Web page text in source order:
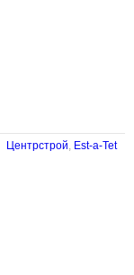
Центрстрой, Est-a-Tet